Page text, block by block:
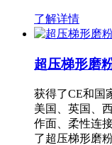
了解详情
超压梯形磨
获得了CE和国
美国、英国、
作面、柔性连
了超压梯形磨